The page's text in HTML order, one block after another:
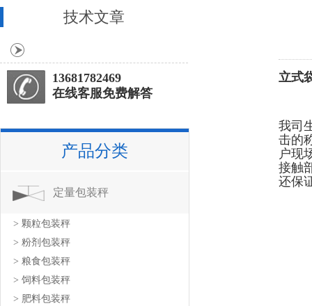
立式
我司
击的
户现
接触
还保
技术文章
13681782469
在线客服免费解答
产品分类
定量包装秤
> 颗粒包装秤
> 粉剂包装秤
> 粮食包装秤
> 饲料包装秤
> 肥料包装秤